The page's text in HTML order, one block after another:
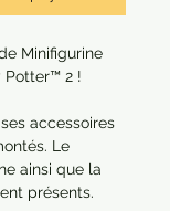
Minifigurine
Potter™ 2 !
accessoires
Le
ainsi que la
présents.